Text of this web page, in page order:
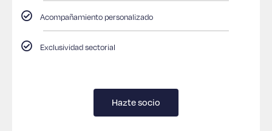
Acompañamiento personalizado
Exclusividad sectorial
Hazte socio